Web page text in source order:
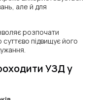
але й для
розпочати
суттєво підвищує його
УЗД у